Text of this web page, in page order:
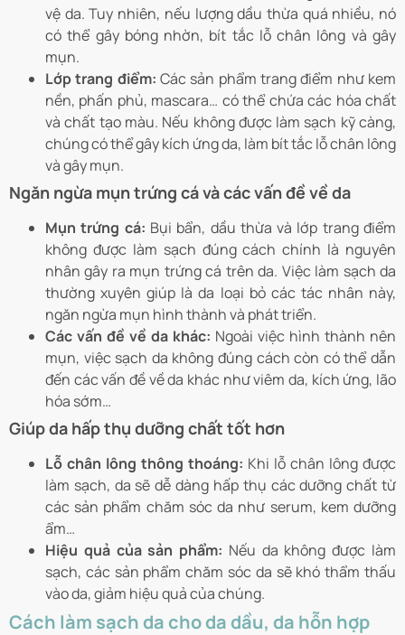
vệ da. Tuy nhiên, nếu lượng dầu thừa quá nhiều, nó
có thể gây bóng nhờn, bít tắc lỗ chân lông và gây
mụn.
Lớp trang điểm: Các sản phẩm trang điểm như kem
nền, phấn phủ, mascara… có thể chứa các hóa chất
và chất tạo màu. Nếu không được làm sạch kỹ càng,
chúng có thể gây kích ứng da, làm bít tắc lỗ chân lông
và gây mụn.
Ngăn ngừa mụn trứng cá và các vấn đề về da
Mụn trứng cá: Bụi bẩn, dầu thừa và lớp trang điểm
không được làm sạch đúng cách chính là nguyên
nhân gây ra mụn trứng cá trên da. Việc làm sạch da
thường xuyên giúp là da loại bỏ các tác nhân này,
ngăn ngừa mụn hình thành và phát triển.
Các vấn đề về da khác: Ngoài việc hình thành nên
mụn, việc sạch da không đúng cách còn có thể dẫn
đến các vấn đề về da khác như viêm da, kích ứng, lão
hóa sớm…
Giúp da hấp thụ dưỡng chất tốt hơn
Lỗ chân lông thông thoáng: Khi lỗ chân lông được
làm sạch, da sẽ dễ dàng hấp thụ các dưỡng chất từ
các sản phẩm chăm sóc da như serum, kem dưỡng
ẩm…
Hiệu quả của sản phẩm: Nếu da không được làm
sạch, các sản phẩm chăm sóc da sẽ khó thẩm thấu
vào da, giảm hiệu quả của chúng.
Cách làm sạch da cho da dầu, da hỗn hợp